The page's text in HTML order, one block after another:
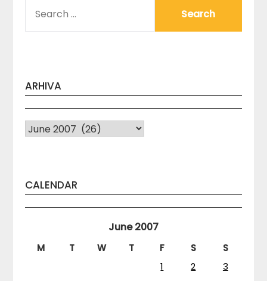
FOR:
ARHIVA
Arhiva
CALENDAR
June 2007
M T W T F S
S
1
2
3